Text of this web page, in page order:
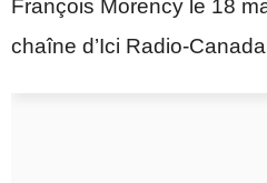
François Morency le 18
chaîne d’Ici Radio-